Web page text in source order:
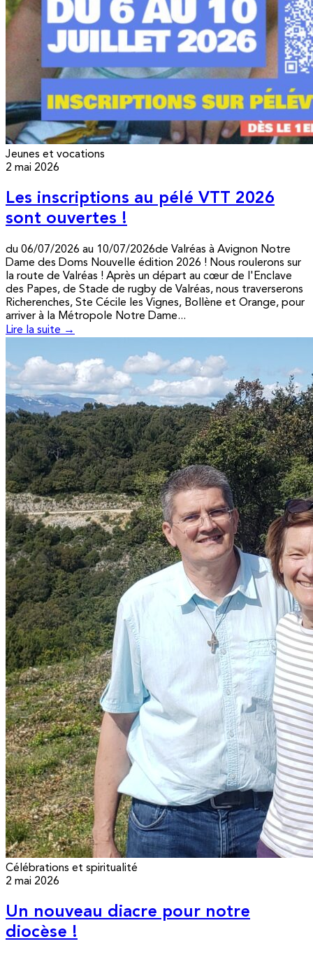
Jeunes et vocations
2 mai 2026
Les inscriptions au pélé VTT 2026
sont ouvertes !
du 06/07/2026 au 10/07/2026de Valréas à Avignon Notre
Dame des Doms Nouvelle édition 2026 ! Nous roulerons sur
la route de Valréas ! Après un départ au cœur de l'Enclave
des Papes, de Stade de rugby de Valréas, nous traverserons
Richerenches, Ste Cécile les Vignes, Bollène et Orange, pour
arriver à la Métropole Notre Dame...
Lire la suite →
Célébrations et spiritualité
2 mai 2026
Un nouveau diacre pour notre
diocèse !